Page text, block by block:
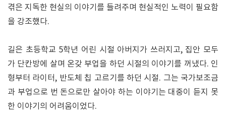
겪은 지독한 현실의 이야기를 들려주며 현실적인 노력이 필요함
을 강조했다.
길은 초등학교 5학년 어린 시절 아버지가 쓰러지고, 집안 모두
가 단칸방에 살며 온갖 부업을 하던 시절의 이야기를 꺼냈다. 인
형부터 라이터, 반도체 칩 고르기를 하던 시절. 그는 국가보조금
과 부업으로 번 돈으로만 살아야 하는 이야기는 대중이 듣지 못
한 이야기의 어려움이었다.